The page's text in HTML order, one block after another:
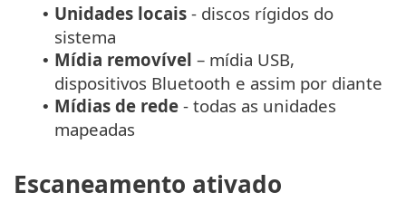
• Unidades locais - discos rígidos do
sistema
• Mídia removível – mídia USB,
dispositivos Bluetooth e assim por diante
• Mídias de rede - todas as unidades
mapeadas
Escaneamento ativado